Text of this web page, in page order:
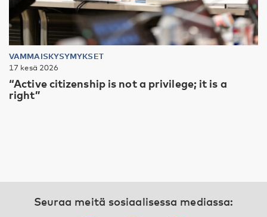
VAMMAISKYSYMYKSET
17 kesä 2026
“Active citizenship is not a privilege; it is a
right”
Seuraa meitä sosiaalisessa mediassa: